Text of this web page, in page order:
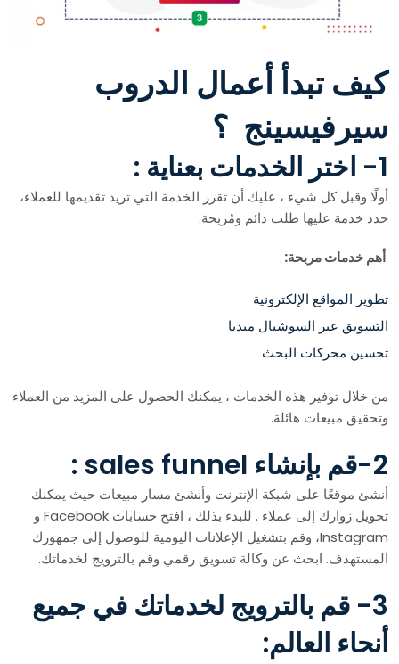
كيف تبدأ أعمال الدروب
سيرفيسينج ؟
1- اختر الخدمات بعناية :
أولًا وقبل كل شيء ، عليك أن تقرر الخدمة التي تريد تقديمها للعملاء،
حدد خدمة عليها طلب دائم ومُربحة.
أهم خدمات مربحة:
تطوير المواقع الإلكترونية
التسويق عبر السوشيال ميديا
تحسين محركات البحث
من خلال توفير هذه الخدمات ، يمكنك الحصول على المزيد من العملاء
وتحقيق مبيعات هائلة.
2-قم بإنشاء sales funnel :
أنشئ موقعًا على شبكة الإنترنت وأنشئ مسار مبيعات حيث يمكنك
تحويل زوارك إلى عملاء . للبدء بذلك ، افتح حسابات Facebook و
Instagram، وقم بتشغيل الإعلانات اليومية للوصول إلى جمهورك
المستهدف. ابحث عن وكالة تسويق رقمي وقم بالترويج لخدماتك.
3- قم بالترويج لخدماتك في جميع
أنحاء العالم: